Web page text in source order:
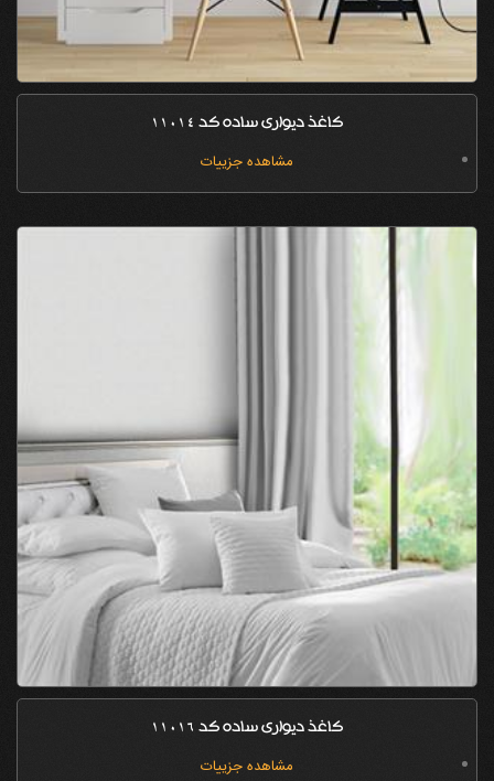
کاغذ دیواری ساده کد 11014
مشاهده جزییات
کاغذ دیواری ساده کد 11016
مشاهده جزییات